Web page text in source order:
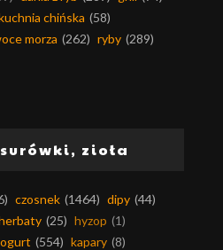
chińska (58)
morza (262) ryby (289)
zioła
czosnek (1464) dipy (44)
(25) hyzop (1)
(554) kapary (8)